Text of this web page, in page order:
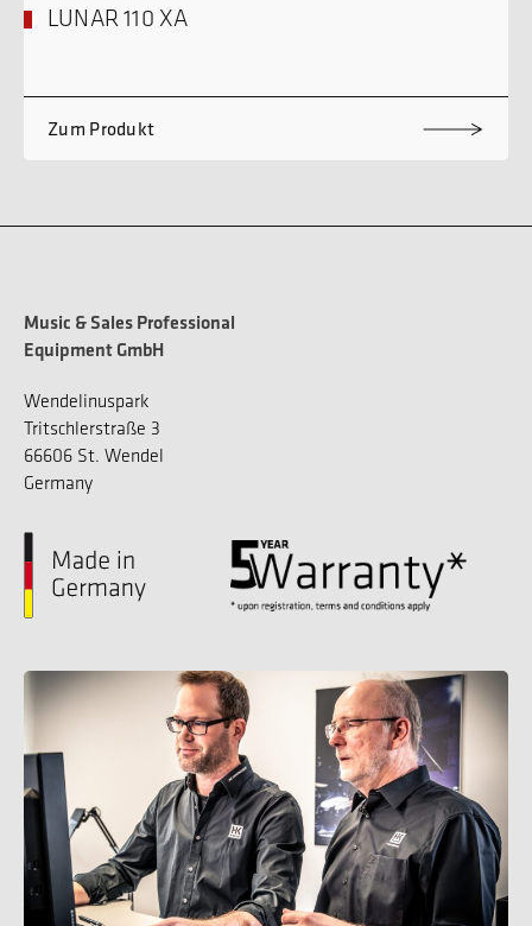
LUNAR 110 XA
Zum Produkt
Music & Sales Professional
Equipment GmbH
Wendelinuspark
Tritschlerstraße 3
66606 St. Wendel
Germany